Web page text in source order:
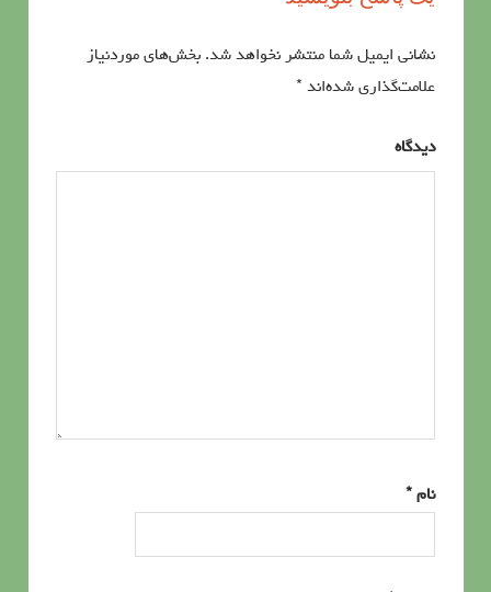
نشانی ایمیل شما منتشر نخواهد شد. بخش‌های موردنیاز
علامت‌گذاری شده‌اند *
دیدگاه
نام *